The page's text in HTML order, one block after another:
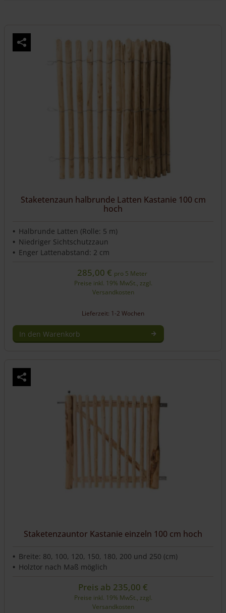
Staketenzaun halbrunde Latten Kastanie 100 cm
hoch
Halbrunde Latten (Rolle: 5 m)
Niedriger Sichtschutzzaun
Enger Lattenabstand: 2 cm
285,00 € pro 5 Meter
Preise inkl. 19% MwSt., zzgl.
Versandkosten
Lieferzeit: 1-2 Wochen
In den Warenkorb
Staketenzauntor Kastanie einzeln 100 cm hoch
Breite: 80, 100, 120, 150, 180, 200 und 250 (cm)
Holztor nach Maß möglich
Preis ab 235,00 €
Preise inkl. 19% MwSt., zzgl.
Versandkosten